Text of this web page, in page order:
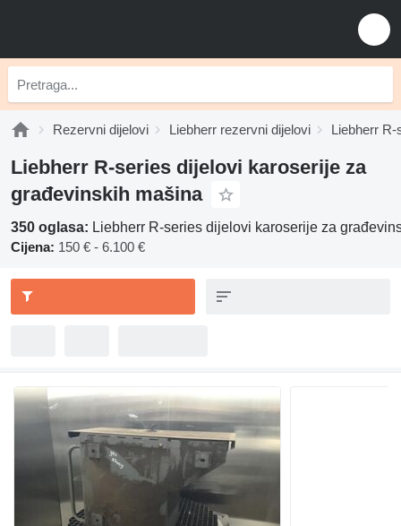
Rezervni dijelovi Liebherr rezervni dijelovi Liebherr
Liebherr R-series dijelovi karoserije za
građevinskih mašina
350 oglasa: Liebherr R-series dijelovi karoserije za
Cijena: 150 € - 6.100 €